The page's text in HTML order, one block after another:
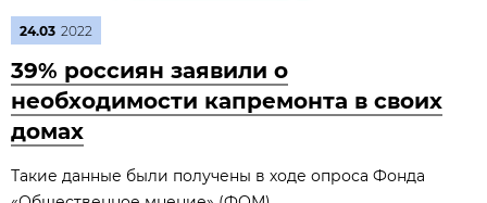
24.03 2022
39% россиян заявили о
необходимости капремонта в своих
домах
Такие данные были получены в ходе опроса Фонда